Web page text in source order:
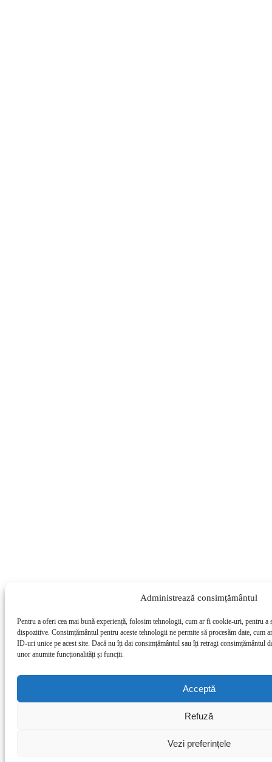
Administrează consimțământul
Pentru a oferi cea mai bună experiență, folosim tehnologii, cum ar fi cookie-uri, pentru a
dispozitive. Consimțământul pentru aceste tehnologii ne permite să procesăm date, cum
ID-uri unice pe acest site. Dacă nu îți dai consimțământul sau îți retragi consimțământul
unor anumite funcționalități și funcții.
Acceptă
Refuză
Vezi preferințele